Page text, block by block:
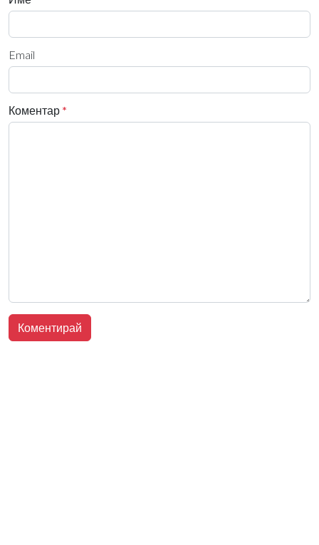
Email
Коментар *